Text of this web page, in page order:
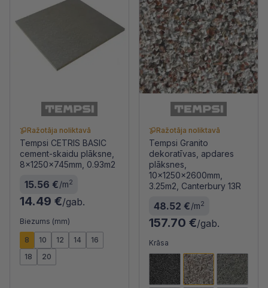
Ražotāja noliktavā
Tempsi CETRIS BASIC
cement-skaidu plāksne,
8x1250x745mm, 0.93m2
15.56 €/m2
14.49 €/gab.
Biezums (mm)
8 10 12 14
16
18
20
Ražotāja noliktavā
Tempsi Granito
dekoratīvas, apdares
plāksnes,
10x1250x2600mm,
3.25m2, Canterbury 13R
48.52 €/m2
157.70 €/gab.
Krāsa